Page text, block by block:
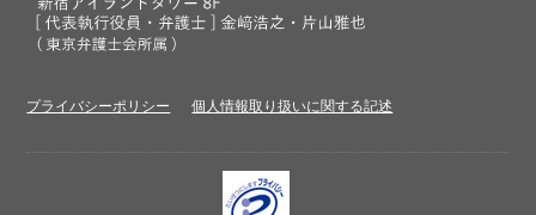
プライバシーポリシー 個人情報取り扱いに関する記述